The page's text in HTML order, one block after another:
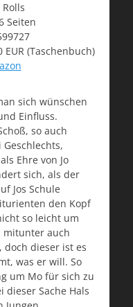
Rolls
Seiten
EUR (Taschenbuch)
sich wünschen
Einfluss.
so auch
Ehre von Jo
sich, als der
Jos Schule
den Kopf
so leicht um
mitunter auch
doch dieser ist es
was er will. So
um Mo für sich zu
Sache Hals